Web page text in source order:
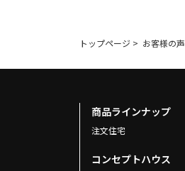
トップページ > お客様の声
商品ラインナップ
注文住宅
コンセプトハウス